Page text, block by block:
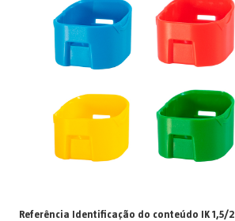
Referência Identificação do conteúdo IK 1,5/2